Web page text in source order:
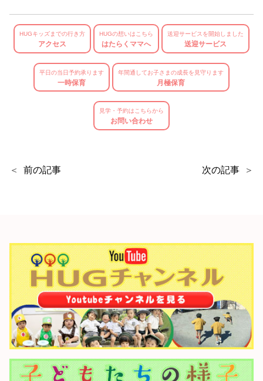
HUGキッズまでの行き方
アクセス
HUGの想いはこちら
はたらくママへ
送迎サービスを開始しました
送迎サービス
平日の当日予約承ります
一時保育
年間通してお子さまの成長を見守ります
月極保育
見学・予約はこちらから
お問い合わせ
前の記事 次の記事